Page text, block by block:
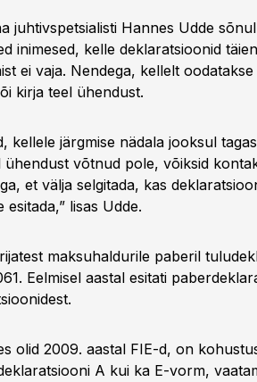
juhtivspetsialisti Hannes Udde
inimesed, kelle deklaratsioonid
ei vaja. Nendega, kellelt
kirja teel ühendust.
kellele järgmise nädala jooksul
võtnud pole, võiksid
et välja selgitada, kas
lisas Udde.
maksuhaldurile paberil
Eelmisel aastal esitati
olid 2009. aastal FIE-d, on
A kui ka E-vorm,